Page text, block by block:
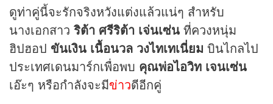
ดูท่าคู่นี้จะรักจริงหวังแต่งแล้วแน่ๆ สำหรับ
นางเอกสาว ริต้า ศรีริต้า เจ่นเซ่น ที่ควงหนุ่ม
ฮิปฮอป ขันเงิน เนื้อนวล วงไทเทเนี่ยม บินไกลไป
ประเทศเดนมาร์กเพื่อพบ คุณพ่อไอวิท เจนเซ่น
เอ๊ะๆ หรือกำลังจะมีข่าวดีอีกคู่